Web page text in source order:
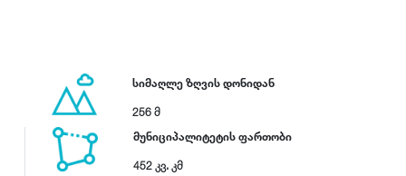
სიმაღლე ზღვის დონიდან
256 მ
მუნიციპალიტეტის ფართობი
452 კვ. კმ